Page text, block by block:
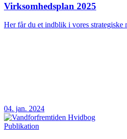
Virksomhedsplan 2025
Her får du et indblik i vores
04. jan. 2024
Publikation